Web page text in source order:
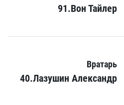
91.Вон Тайлер
Вратарь
40.Лазушин Александр